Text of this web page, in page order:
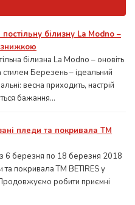
білизну La Modno –
знижкою
білизна La Modno – оновіть
Березень – ідеальний
весна приходить, настрій
бажання...
пледи та покривала ТМ
6 березня по 18 березня 2018
та покривала ТМ BETIRES у
робити приємні